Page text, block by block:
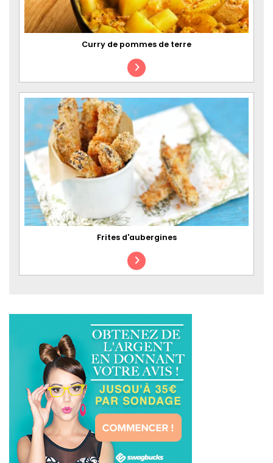
Curry de pommes de terre
Frites d'aubergines